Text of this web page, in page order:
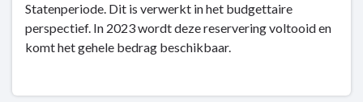
Statenperiode. Dit is verwerkt in het budgettaire
perspectief. In 2023 wordt deze reservering voltooid en
komt het gehele bedrag beschikbaar.